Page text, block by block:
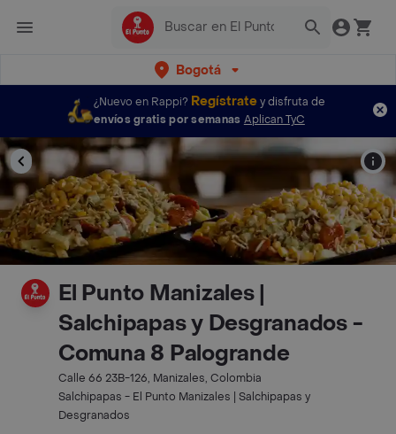
Bogotá
¿Nuevo en Rappi? Regístratey disfruta de
envíos gratis por semanas Aplican TyC
El Punto Manizales |
Salchipapas y Desgranados -
Comuna 8 Palogrande
Calle 66 23B-126, Manizales, Colombia
Salchipapas - El Punto Manizales | Salchipapas y
Desgranados